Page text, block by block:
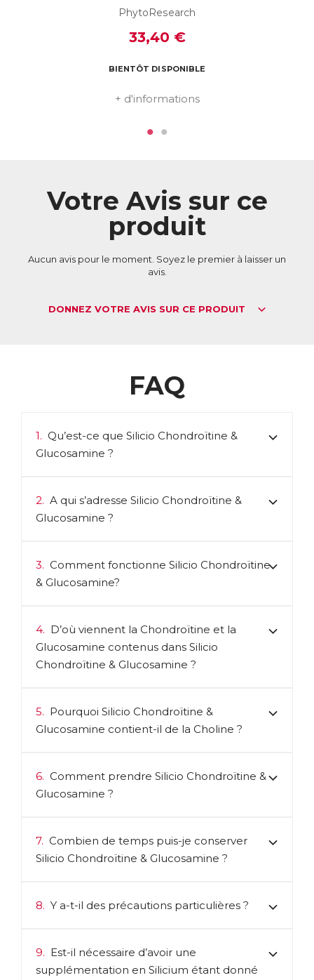
3664688000003
Télécharger la fiche produit
PhytoResearch
33,40 €
BIENTÔT DISPONIBLE
+ d'informations
Votre Avis sur ce
produit
Aucun avis pour le moment. Soyez le premier à laisser un
avis.
DONNEZ VOTRE AVIS SUR CE PRODUIT
FAQ
1. Qu’est-ce que Silicio Chondroïtine &
Glucosamine ?
2. A qui s’adresse Silicio Chondroïtine &
Glucosamine ?
3. Comment fonctionne Silicio Chondroïtine
& Glucosamine?
4. D’où viennent la Chondroïtine et la
Glucosamine contenus dans Silicio
Chondroïtine & Glucosamine ?
5. Pourquoi Silicio Chondroïtine &
Glucosamine contient-il de la Choline ?
6. Comment prendre Silicio Chondroïtine &
Glucosamine ?
7. Combien de temps puis-je conserver
Silicio Chondroïtine & Glucosamine ?
8. Y a-t-il des précautions particulières ?
9. Est-il nécessaire d’avoir une
supplémentation en Silicium étant donné